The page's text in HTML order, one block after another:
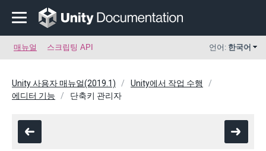
매뉴얼 스크립팅 API 언어: 한국어
Unity 사용자 매뉴얼(2019.1)
Unity에서 작업 수행
에디터 기능
단축키 관리자